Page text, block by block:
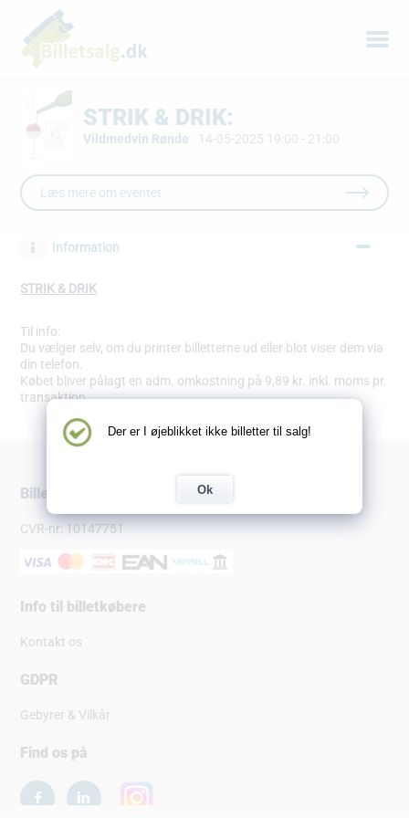
STRIK & DRIK:
Vildmedvin Rønde · 14-05-2025 19:00 - 21:00
Læs mere om eventet
Information
STRIK & DRIK
Til info:
Du vælger selv, om du printer billetterne ud eller blot viser dem via
din telefon.
Købet bliver pålagt en adm. omkostning på 9,89 kr. inkl. moms pr.
transaktion.
Der er I øjeblikket ikke billetter til salg!
Ok
Billetsalg.dk
CVR-nr: 10147751
Info til billetkøbere
Kontakt os
GDPR
Gebyrer & Vilkår
Find os på